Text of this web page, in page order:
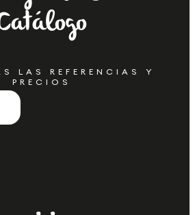
LAS REFERENCIAS Y
PRECIOS